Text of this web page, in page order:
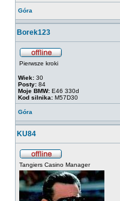
Góra
Borek123
Pierwsze kroki
Wiek: 30
Posty: 84
Moje BMW: E46 330d
Kod silnika: M57D30
Góra
KU84
Tangiers Casino Manager